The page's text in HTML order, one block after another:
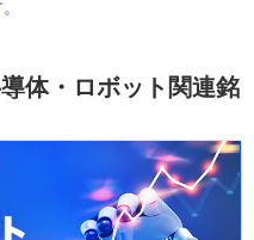
体・ロボット関連銘